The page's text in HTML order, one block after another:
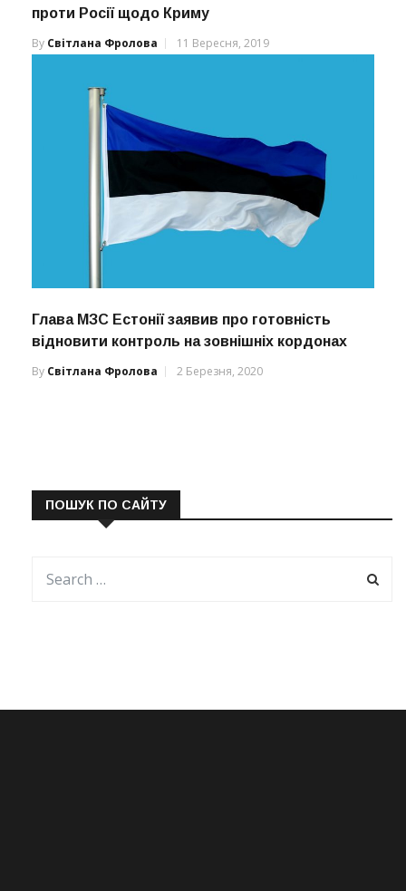
проти Росії щодо Криму
By Світлана Фролова 11 Вересня, 2019
Глава МЗС Естонії заявив про готовність
відновити контроль на зовнішніх кордонах
By Світлана Фролова 2 Березня, 2020
ПОШУК ПО САЙТУ